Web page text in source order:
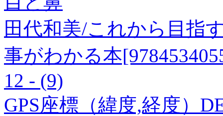
田代和美/これから目指
事がわかる本
12 - (9)
GPS座標（緯度,経度）